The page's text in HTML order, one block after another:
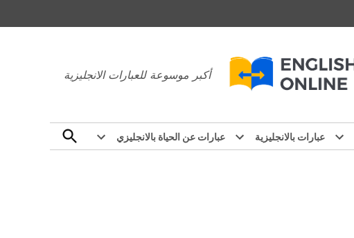
عبارات بالانجليزي
أكبر موسوعة للعبارات الانجليزية
عبارات بالانجليزية عبارات عن الحياة بالانجليزي
Open